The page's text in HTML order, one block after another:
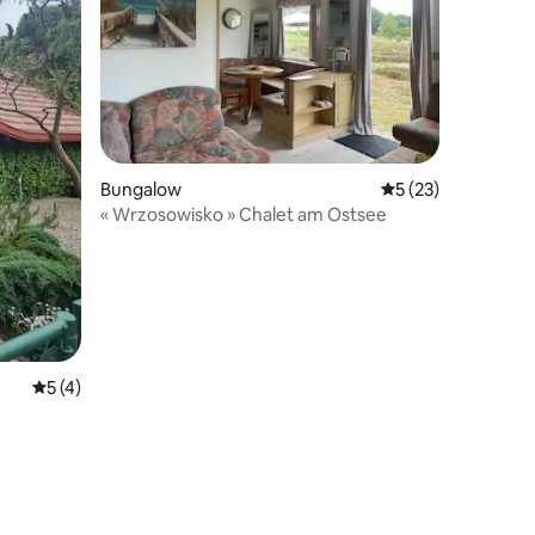
Évaluation moyenne sur la base de 4 commentaires : 5 sur 5
5 (4)
Bungalow Évaluation
5 (23)
« Wrzosowisko » Chalet am Ostsee